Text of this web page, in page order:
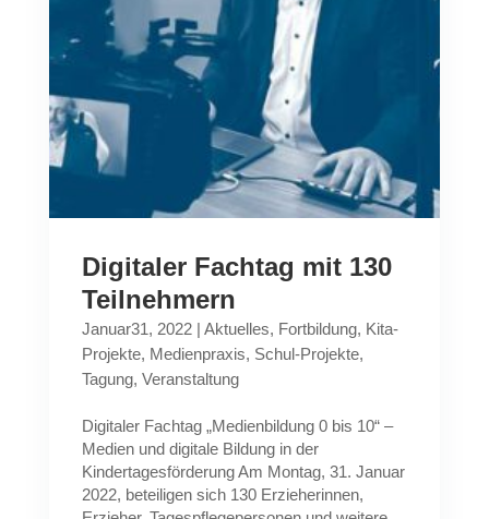
Digitaler Fachtag mit 130
Teilnehmern
Januar31, 2022| Aktuelles, Fortbildung, Kita-
Projekte, Medienpraxis, Schul-Projekte,
Tagung, Veranstaltung
Digitaler Fachtag „Medienbildung 0 bis 10“ –
Medien und digitale Bildung in der
Kindertagesförderung Am Montag, 31. Januar
2022, beteiligen sich 130 Erzieherinnen,